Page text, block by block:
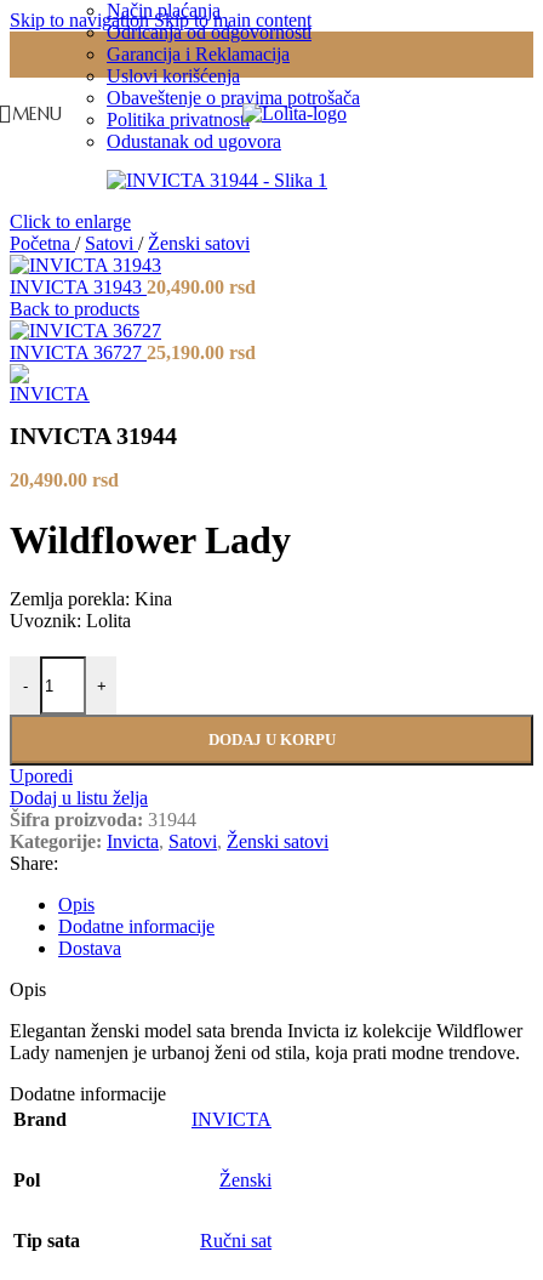
Skip to navigationSkip to main content
Način plaćanja
Odricanja od odgovornosti
Garancija i Reklamacija
Uslovi korišćenja
Obaveštenje o pravima potrošača
Politika privatnosti
Odustanak od ugovora
MENU
Click to enlarge
Početna / Satovi / Ženski satovi
INVICTA 31943 20,490.00 rsd
Back to products
INVICTA 36727 25,190.00 rsd
INVICTA 31944
20,490.00 rsd
Wildflower Lady
Zemlja porekla: Kina
Uvoznik: Lolita
-
INVICTA 31944 količina
+
DODAJ U KORPU
Uporedi
Dodaj u listu želja
Šifra proizvoda: 31944
Kategorije: Invicta, Satovi, Ženski satovi
Share:
Opis
Dodatne informacije
Dostava
Opis
Elegantan ženski model sata brenda Invicta iz kolekcije Wildflower
Lady namenjen je urbanoj ženi od stila, koja prati modne trendove.
Dodatne informacije
Brand
INVICTA
Pol Ženski
Tip sata Ručni sat